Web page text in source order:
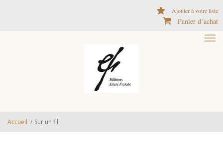
Ajouter à votre liste
Panier d´achat
Accueil / Sur un fil